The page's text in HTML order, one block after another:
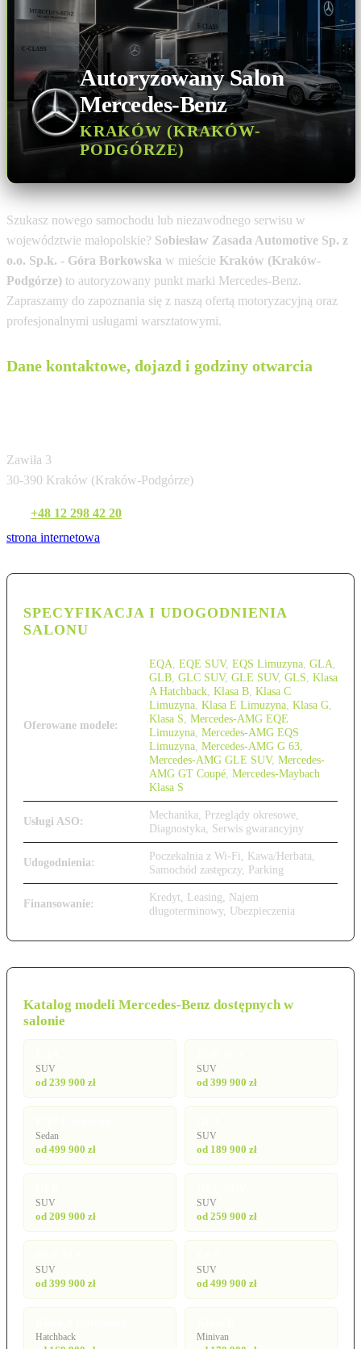
Autoryzowany Salon
Mercedes-Benz
KRAKÓW (KRAKÓW-
PODGÓRZE)
Szukasz nowego samochodu lub niezawodnego serwisu w
województwie małopolskie? Sobiesław Zasada Automotive Sp. z
o.o. Sp.k. - Góra Borkowska w mieście Kraków (Kraków-
Podgórze) to autoryzowany punkt marki Mercedes-Benz.
Zapraszamy do zapoznania się z naszą ofertą motoryzacyjną oraz
profesjonalnymi usługami warsztatowymi.
Dane kontaktowe, dojazd i godziny otwarcia
Zawiła 3
30-390 Kraków (Kraków-Podgórze)
+48 12 298 42 20
strona internetowa
SPECYFIKACJA I UDOGODNIENIA
SALONU
Oferowane modele:
EQA EQE SUV, EQS Limuzyna GLA
GLB GLC SUV, GLE SUV, GLS Klasa
A Hatchback Klasa B Klasa C
Limuzyna Klasa E Limuzyna Klasa G
Klasa S Mercedes-AMG EQE
Limuzyna Mercedes-AMG EQS
Limuzyna Mercedes-AMG G 63
Mercedes-AMG GLE SUV, Mercedes-
AMG GT Coupé Mercedes-Maybach
Klasa S
Usługi ASO:
Mechanika, Przeglądy okresowe,
Diagnostyka, Serwis gwarancyjny
Udogodnienia:
Poczekalnia z Wi-Fi, Kawa/Herbata,
Samochód zastępczy, Parking
Finansowanie:
Kredyt, Leasing, Najem
długoterminowy, Ubezpieczenia
Katalog modeli Mercedes-Benz dostępnych w
salonie
SUV
od 239 900 zł
SUV
od 399 900 zł
Sedan
od 499 900 zł
SUV
od 189 900 zł
SUV
od 209 900 zł
SUV
od 259 900 zł
SUV
od 399 900 zł
SUV
od 499 900 zł
Hatchback Minivan